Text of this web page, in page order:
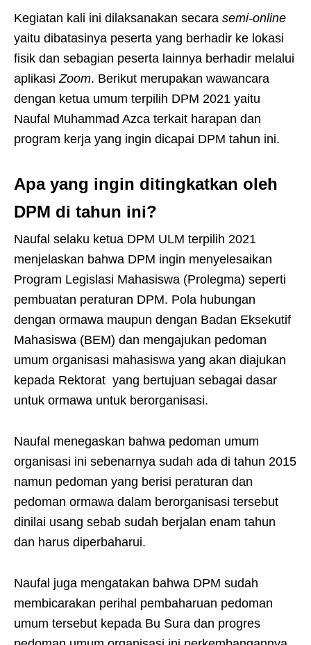
Kegiatan kali ini dilaksanakan secara semi-online
yaitu dibatasinya peserta yang berhadir ke lokasi
fisik dan sebagian peserta lainnya berhadir melalui
aplikasiZoom. Berikut merupakan wawancara
dengan ketua umum terpilih DPM 2021 yaitu
Naufal Muhammad Azca terkait harapan dan
program kerja yang ingin dicapai DPM tahun ini.
Apa yang ingin ditingkatkan oleh
DPM di tahun ini?
Naufal selaku ketua DPM ULM terpilih 2021
menjelaskan bahwa DPM ingin menyelesaikan
Program Legislasi Mahasiswa (Prolegma) seperti
pembuatan peraturan DPM. Pola hubungan
dengan ormawa maupun dengan Badan Eksekutif
Mahasiswa (BEM) dan mengajukan pedoman
umum organisasi mahasiswa yang akan diajukan
kepada Rektorat yang bertujuan sebagai dasar
untuk ormawa untuk berorganisasi.
Naufal menegaskan bahwa pedoman umum
organisasi ini sebenarnya sudah ada di tahun 2015
namun pedoman yang berisi peraturan dan
pedoman ormawa dalam berorganisasi tersebut
dinilai usang sebab sudah berjalan enam tahun
dan harus diperbaharui.
Naufal juga mengatakan bahwa DPM sudah
membicarakan perihal pembaharuan pedoman
umum tersebut kepada Bu Sura dan progres